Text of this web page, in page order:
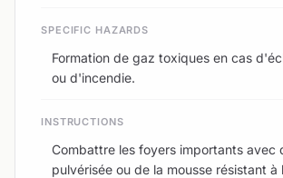
SPECIFIC HAZARDS
Formation de gaz toxiques en cas
ou d'incendie.
INSTRUCTIONS
Combattre les foyers importants avec
pulvérisée ou de la mousse résistant à